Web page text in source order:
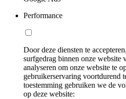
Performance
Door deze diensten te
surfgedrag binnen onze website
analyseren om onze website te
gebruikerservaring voortdurend
toestemming gebruiken we de
op deze website: